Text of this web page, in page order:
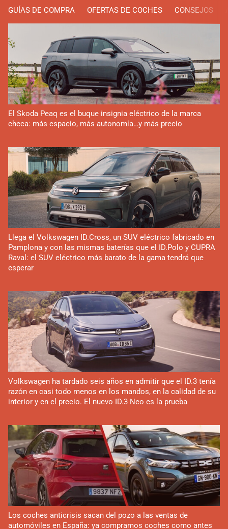
GUÍAS DE COMPRA OFERTAS DE COCHES CONSEJOS
El Skoda Peaq es el buque insignia eléctrico de la marca
checa: más espacio, más autonomía…y más precio
Llega el Volkswagen ID.Cross, un SUV eléctrico fabricado en
Pamplona y con las mismas baterías que el ID.Polo y CUPRA
Raval: el SUV eléctrico más barato de la gama tendrá que
esperar
Volkswagen ha tardado seis años en admitir que el ID.3 tenía
razón en casi todo menos en los mandos, en la calidad de su
interior y en el precio. El nuevo ID.3 Neo es la prueba
Los coches anticrisis sacan del pozo a las ventas de
automóviles en España: ya compramos coches como antes